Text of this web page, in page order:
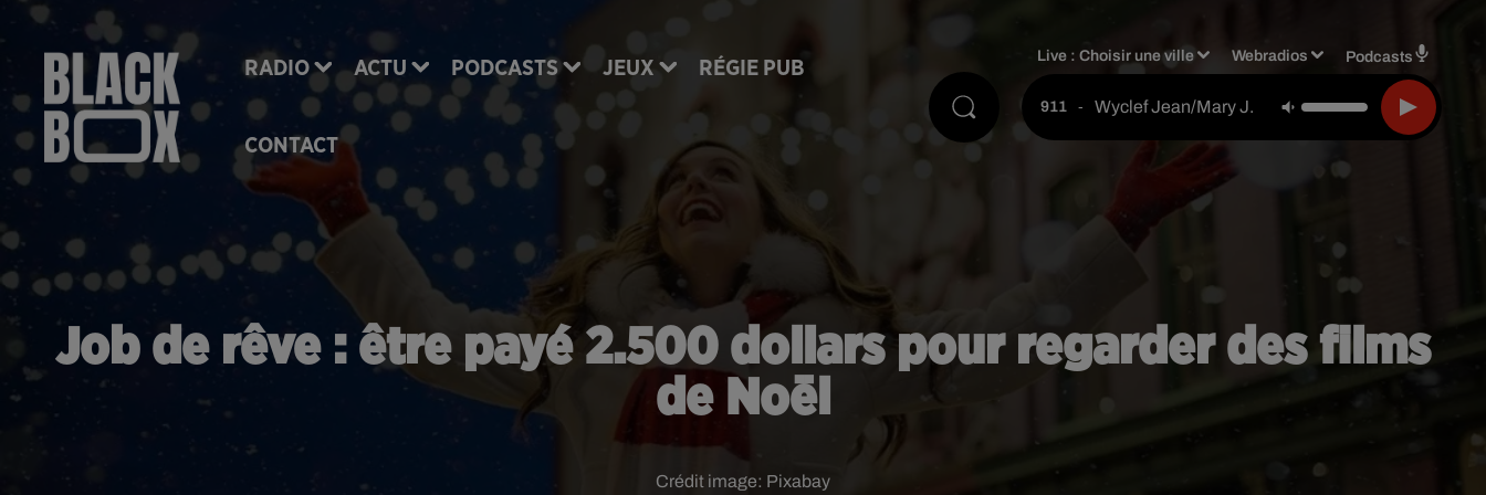
RADIO ACTU PODCASTS JEUX RÉGIE PUB
CONTACT
Live :Choisir une ville Webradios Podcasts
911 - Wyclef Jean/mary J. Blige
Job de rêve : être payé 2.500 dollars pour regarder des films
de Noël
Crédit image: Pixabay